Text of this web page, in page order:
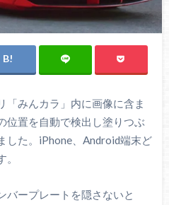
「みんカラ」内に画像に含ま
位置を自動で検出し塗りつぶ
した。iPhone、Android端末ど
バープレートを隠さないと